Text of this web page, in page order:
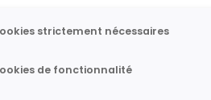
Smith Electric
le 5 janvier 2023.
Testing
2023.
strictement nécessaires
de fonctionnalité